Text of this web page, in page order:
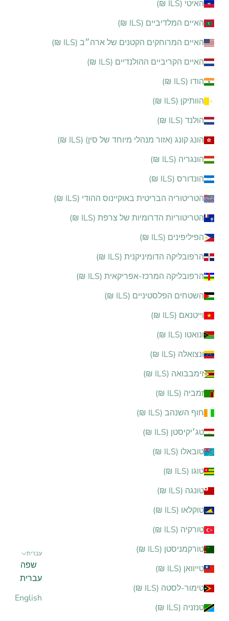
האיטי (ILS ₪)
האיים המלדיביים (ILS ₪)
האיים המרוחקים הקטנים של ארה״ב (ILS ₪)
האיים הקריביים ההולנדיים (ILS ₪)
הודו (ILS ₪)
הוותיקן (ILS ₪)
הולנד (ILS ₪)
הונג קונג (אזור מנהלי מיוחד של סין) (ILS ₪)
הונגריה (ILS ₪)
הונדורס (ILS ₪)
הטריטוריה הבריטית באוקיינוס ההודי (ILS ₪)
הטריטוריות הדרומיות של צרפת (ILS ₪)
הפיליפינים (ILS ₪)
הרפובליקה הדומיניקנית (ILS ₪)
הרפובליקה המרכז-אפריקאית (ILS ₪)
השטחים הפלסטיניים (ILS ₪)
וייטנאם (ILS ₪)
ונואטו (ILS ₪)
ונצואלה (ILS ₪)
זימבבואה (ILS ₪)
זמביה (ILS ₪)
חוף השנהב (ILS ₪)
טג׳יקיסטן (ILS ₪)
טובאלו (ILS ₪)
טוגו (ILS ₪)
טונגה (ILS ₪)
טוקלאו (ILS ₪)
טורקיה (ILS ₪)
טורקמניסטן (ILS ₪)
טייוואן (ILS ₪)
טימור-לסטה (ILS ₪)
טנזניה (ILS ₪)
עברית
שפה
עברית
English